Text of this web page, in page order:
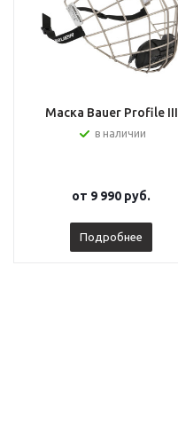
Маска Bauer Profile III
в наличии
от 9 990 руб.
Подробнее